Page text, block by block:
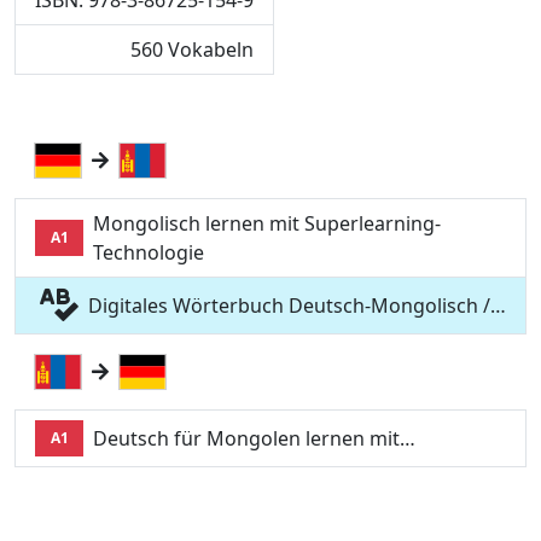
560 Vokabeln
A1
Mongolisch lernen mit Superlearning-
Technologie
Digitales Wörterbuch Deutsch-Mongolisch /…
A1 Deutsch für Mongolen lernen mit…